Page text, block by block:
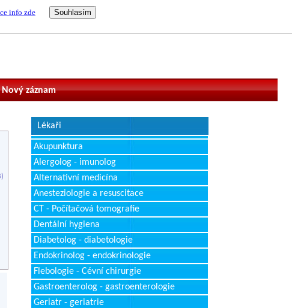
info zde
Nový záznam
Lékaři
Akupunktura
Alergolog - imunolog
Alternativní medicína
Anesteziologie a resuscitace
CT - Počítačová tomografie
Dentální hygiena
Diabetolog - diabetologie
Endokrinolog - endokrinologie
Flebologie - Cévní chirurgie
Gastroenterolog - gastroenterologie
Geriatr - geriatrie